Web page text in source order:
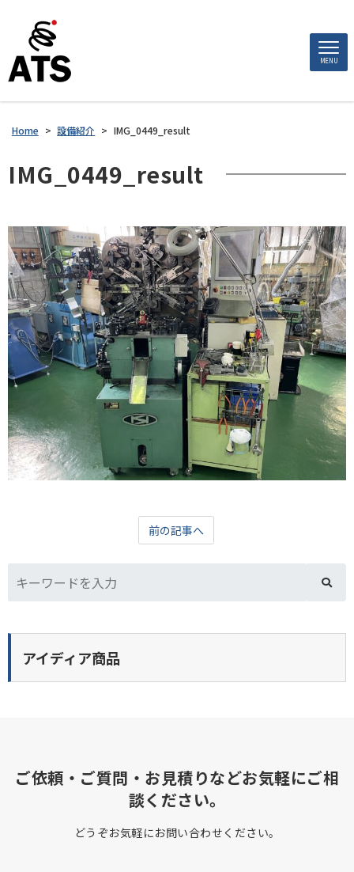
MENU
Home > 設備紹介 > IMG_0449_result
IMG_0449_result
前の記事へ
アイディア商品
ご依頼・ご質問・お見積りなどお気軽にご相
談ください。
どうぞお気軽にお問い合わせください。